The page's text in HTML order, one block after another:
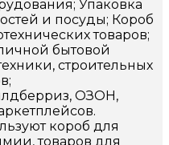
Упаковка
и посуды; Короб
товаров;
бытовой
строительных
ОЗОН,
короб для
товаров для